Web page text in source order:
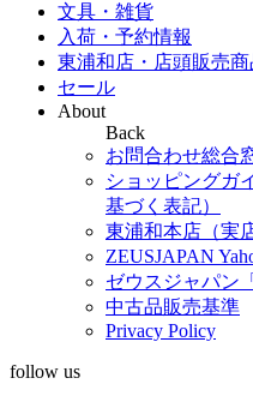
文具・雑貨
入荷・予約情報
東浦和店・店頭販売商
セール
About
Back
お問合わせ総合
ショッピングガ
基づく表記）
東浦和本店（実
ZEUSJAPAN
ゼウスジャパン
中古品販売基準
Privacy Policy
follow us